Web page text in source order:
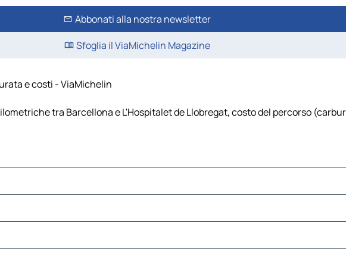
Abbonati alla nostra newsletter
Sfoglia il ViaMichelin Magazine
e costi - ViaMichelin
tra Barcellona e L'Hospitalet de Llobregat, costo del percorso